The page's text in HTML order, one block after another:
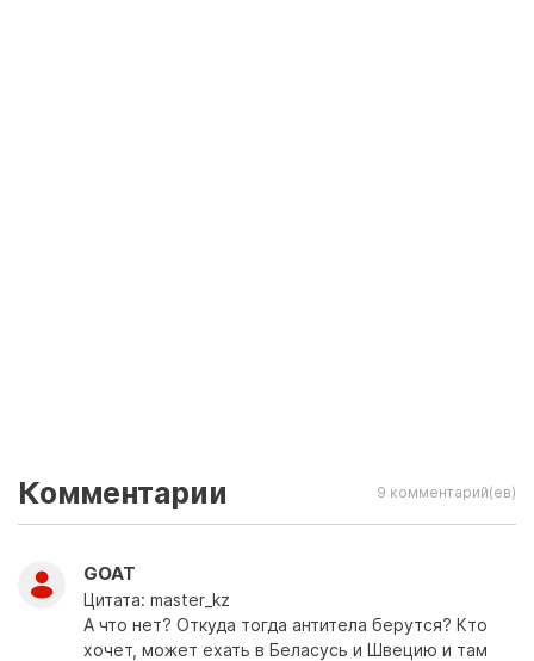
Комментарии 9 комментарий(ев)
GOAT
Цитата: master_kz
А что нет? Откуда тогда антитела берутся? Кто
хочет, может ехать в Беласусь и Швецию и там